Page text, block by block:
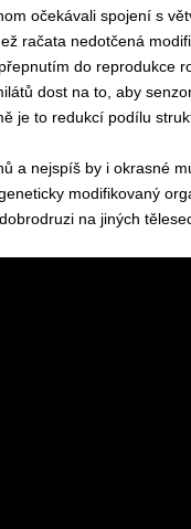
očekávali spojení s
račata nedotčená
do reprodukce
dost na to, aby
je to redukcí podílu
a nejspíš by i okrasné
modifikovaný
na jiných